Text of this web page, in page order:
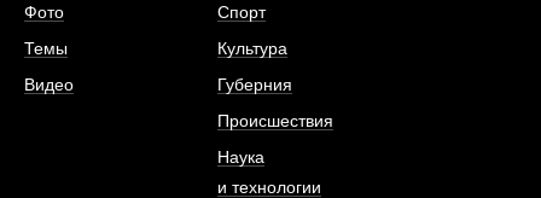
Фото
Темы
Видео
Спорт
Культура
Губерния
Происшествия
Наука
и технологии